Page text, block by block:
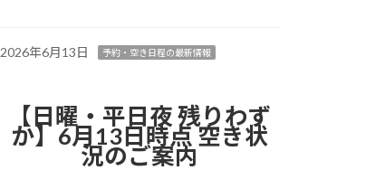
2026年6月13日 予約・空き日程の最新情報
【日曜・平日夜 残りわず
か】6月13日時点 空き状
況のご案内